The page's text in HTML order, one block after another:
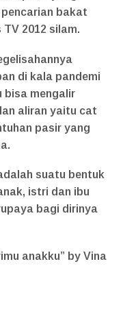
bakat
2012 silam.
di kala pandemi
bisa mengalir
aliran yaitu cat
pasir yang
suatu bentuk
istri dan ibu
bagi dirinya
anakku” by Vina